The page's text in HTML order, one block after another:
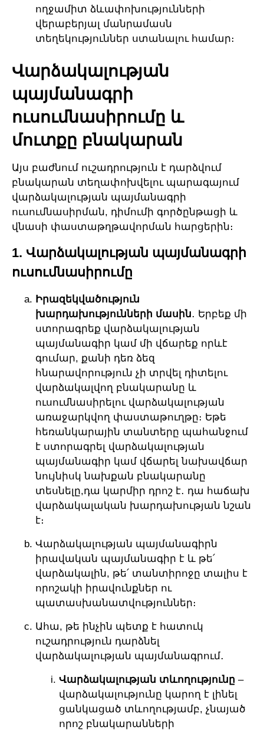
ողջամիտ ձևափոխությունների
վերաբերյալ մանրամասն
տեղեկություններ ստանալու համար։
Վարձակալության
պայմանագրի
ուսումնասիրումը և
մուտքը բնակարան
Այս բաժնում ուշադրություն է դարձվում
բնակարան տեղափոխվելու պարագայում
վարձակալության պայմանագրի
ուսումնասիրման, դիմումի գործընթացի և
վնասի փաստաթղթավորման հարցերին։
1. Վարձակալության պայմանագրի
ուսումնասիրումը
Իրազեկվածություն
խարդախությունների մասին․ Երբեք մի
ստորագրեք վարձակալության
պայմանագիր կամ մի վճարեք որևէ
գումար, քանի դեռ ձեզ
հնարավորություն չի տրվել դիտելու
վարձակալվող բնակարանը և
ուսումնասիրելու վարձակալության
առաջարկվող փաստաթուղթը։ Եթե
հեռանկարային տանտերը պահանջում
է ստորագրել վարձակալության
պայմանագիր կամ վճարել նախավճար
նույնիսկ նախքան բնակարանը
տեսնելը,դա կարմիր դրոշ է․ դա հաճախ
վարձակալական խարդախության նշան
է։
Վարձակալության պայմանագիրն
իրավական պայմանագիր է և թե՛
վարձակալին, թե՛ տանտիրոջը տալիս է
որոշակի իրավունքներ ու
պատասխանատվություններ։
Ահա, թե ինչին պետք է հատուկ
ուշադրություն դարձնել
վարձակալության պայմանագրում․
Վարձակալության տևողությունը –
վարձակալությունը կարող է լինել
ցանկացած տևողությամբ, չնայած
որոշ բնակարանների